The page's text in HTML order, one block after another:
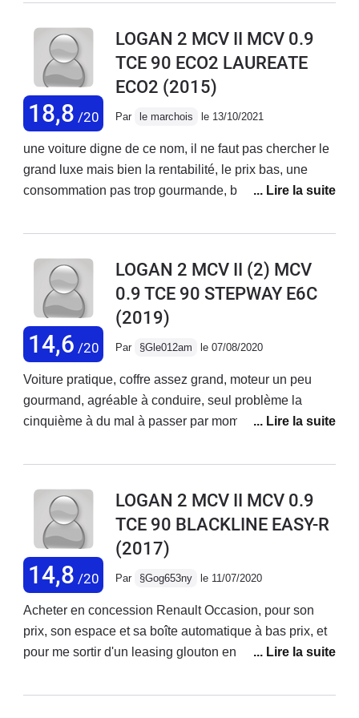
accoudoir. Design sympa. Plastiques et finitions
intérieurs simples et rudes mais solides Ventilation
bruyante Achetée neuve il y a quatre ans parcouru +
de 80 000km jamais aucun problème même les
plaquettes sont d'origines
18,8 /20
LOGAN 2 MCV II MCV 0.9
TCE 90 ECO2 LAUREATE
ECO2 (2015)
Par le marchois le 13/10/2021
une voiture digne de ce nom, il ne faut pas chercher le
grand luxe mais bien la rentabilité, le prix bas, une
consommation pas trop gourmande, bref une voiture
euros pour l'entretien 60000 km).Grand coffre pour
usure des pneus impeccable (pneus été 48000 km,
pneus hiver 12000 km).Si je devais changer de voiture,
je reprend une dacia sans hésiter.
14,6 /20
LOGAN 2 MCV II (2) MCV
0.9 TCE 90 STEPWAY E6C
(2019)
Par §Gle012am le 07/08/2020
Voiture pratique, coffre assez grand, moteur un peu
gourmand, agréable à conduire, seul problème la
cinquième à du mal à passer par moment, la marche
aussi manque un peu de puissance il aurait fallu 100ch
design classique, suspension un peu ferme, sièges
confortables.
14,8 /20
LOGAN 2 MCV II MCV 0.9
TCE 90 BLACKLINE EASY-R
(2017)
Par §Gog653ny le 11/07/2020
Acheter en concession Renault Occasion, pour son
prix, son espace et sa boîte automatique à bas prix, et
pour me sortir d'un leasing glouton en Euros.La Logan
pratique, spacieuse, les équipements nécessaires sont